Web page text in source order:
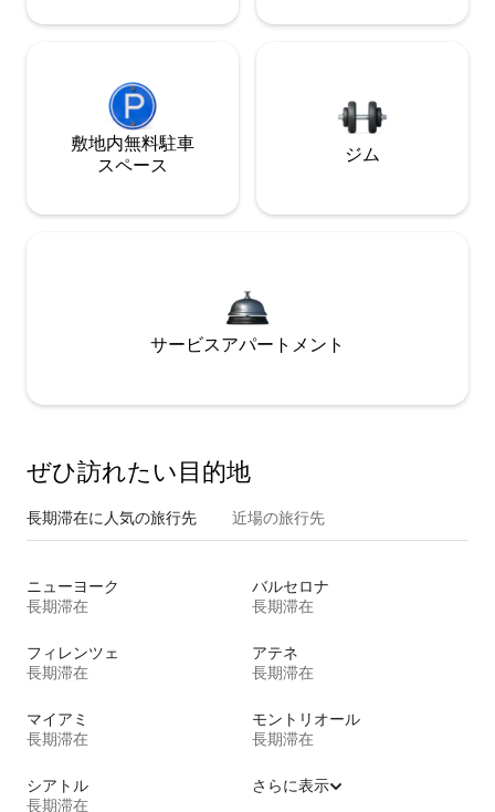
敷地内無料駐⁠車
ス⁠ペ⁠ー⁠ス
ジム
サービスアパートメント
ぜひ訪⁠れ⁠た⁠い目⁠的⁠地
長期滞在に人気の旅行先 近場の旅行先
ニューヨーク
長期滞在
バルセロナ
長期滞在
フィレンツェ
長期滞在
アテネ
長期滞在
マイアミ
長期滞在
モントリオール
長期滞在
シアトル
長期滞在
さらに表示